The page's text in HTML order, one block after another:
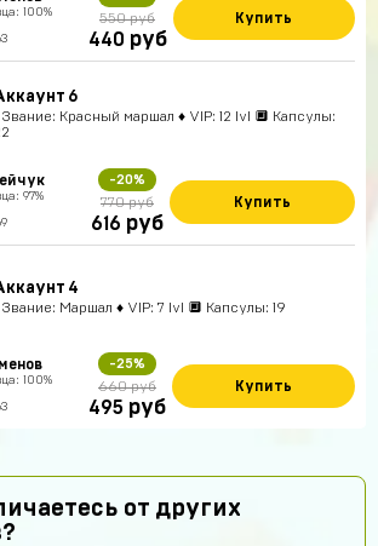
100%
550 руб
440 руб
Купить
6
Звание: Красный маршал ♦ VIP: 12 lvl 🔲 Капсулы:
97%
-20%
770 руб
616 руб
Купить
4
Звание: Маршал ♦ VIP: 7 lvl 🔲 Капсулы: 19
100%
-25%
660 руб
495 руб
Купить
от других